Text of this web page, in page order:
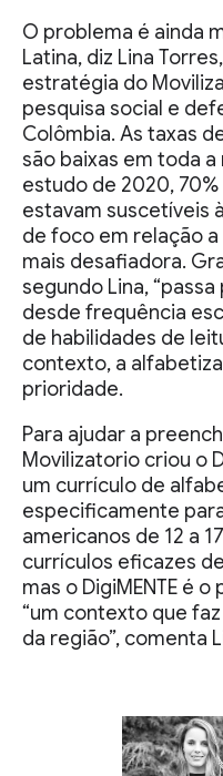
O problema é ainda
Latina, diz Lina
estratégia do
pesquisa social e
Colômbia. As taxas
são baixas em toda
estudo de 2020,
estavam suscetíveis
de foco em relação
mais desafiadora.
segundo Lina,
desde frequência
de habilidades de
contexto, a
prioridade.
Para ajudar a
Movilizatorio criou o
um currículo de
especificamente
americanos de 12 a
currículos eficazes
mas o DigiMENTE é
“um contexto que
da região”, comenta